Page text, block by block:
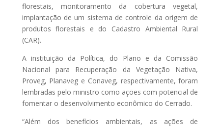
florestais, monitoramento da cobertura vegetal,
implantação de um sistema de controle da origem de
produtos florestais e do Cadastro Ambiental Rural
(CAR).
A instituição da Política, do Plano e da Comissão
Nacional para Recuperação da Vegetação Nativa,
Proveg, Planaveg e Conaveg, respectivamente, foram
lembradas pelo ministro como ações com potencial de
fomentar o desenvolvimento econômico do Cerrado.
“Além dos benefícios ambientais, as ações de